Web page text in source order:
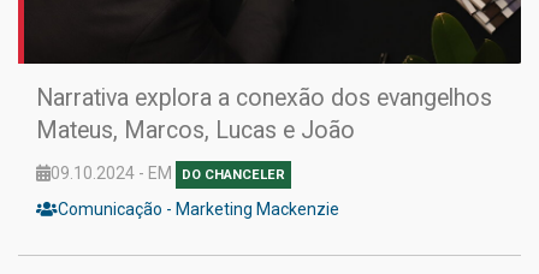
Narrativa explora a conexão dos evangelhos
Mateus, Marcos, Lucas e João
09.10.2024 - EM DO CHANCELER
Comunicação - Marketing Mackenzie